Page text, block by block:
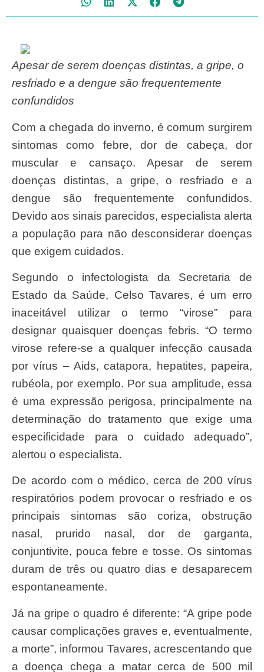
Apesar de serem doenças distintas, a gripe, o
resfriado e a dengue são frequentemente
confundidos
Com a chegada do inverno, é comum surgirem
sintomas como febre, dor de cabeça, dor
muscular e cansaço. Apesar de serem
doenças distintas, a gripe, o resfriado e a
dengue são frequentemente confundidos.
Devido aos sinais parecidos, especialista alerta
a população para não desconsiderar doenças
que exigem cuidados.
Segundo o infectologista da Secretaria de
Estado da Saúde, Celso Tavares, é um erro
inaceitável utilizar o termo “virose” para
designar quaisquer doenças febris. “O termo
virose refere-se a qualquer infecção causada
por vírus – Aids, catapora, hepatites, papeira,
rubéola, por exemplo. Por sua amplitude, essa
é uma expressão perigosa, principalmente na
determinação do tratamento que exige uma
especificidade para o cuidado adequado”,
alertou o especialista.
De acordo com o médico, cerca de 200 vírus
respiratórios podem provocar o resfriado e os
principais sintomas são coriza, obstrução
nasal, prurido nasal, dor de garganta,
conjuntivite, pouca febre e tosse. Os sintomas
duram de três ou quatro dias e desaparecem
espontaneamente.
Já na gripe o quadro é diferente: “A gripe pode
causar complicações graves e, eventualmente,
a morte”, informou Tavares, acrescentando que
a doença chega a matar cerca de 500 mil